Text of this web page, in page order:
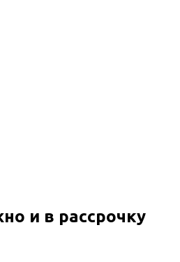
и в рассрочку